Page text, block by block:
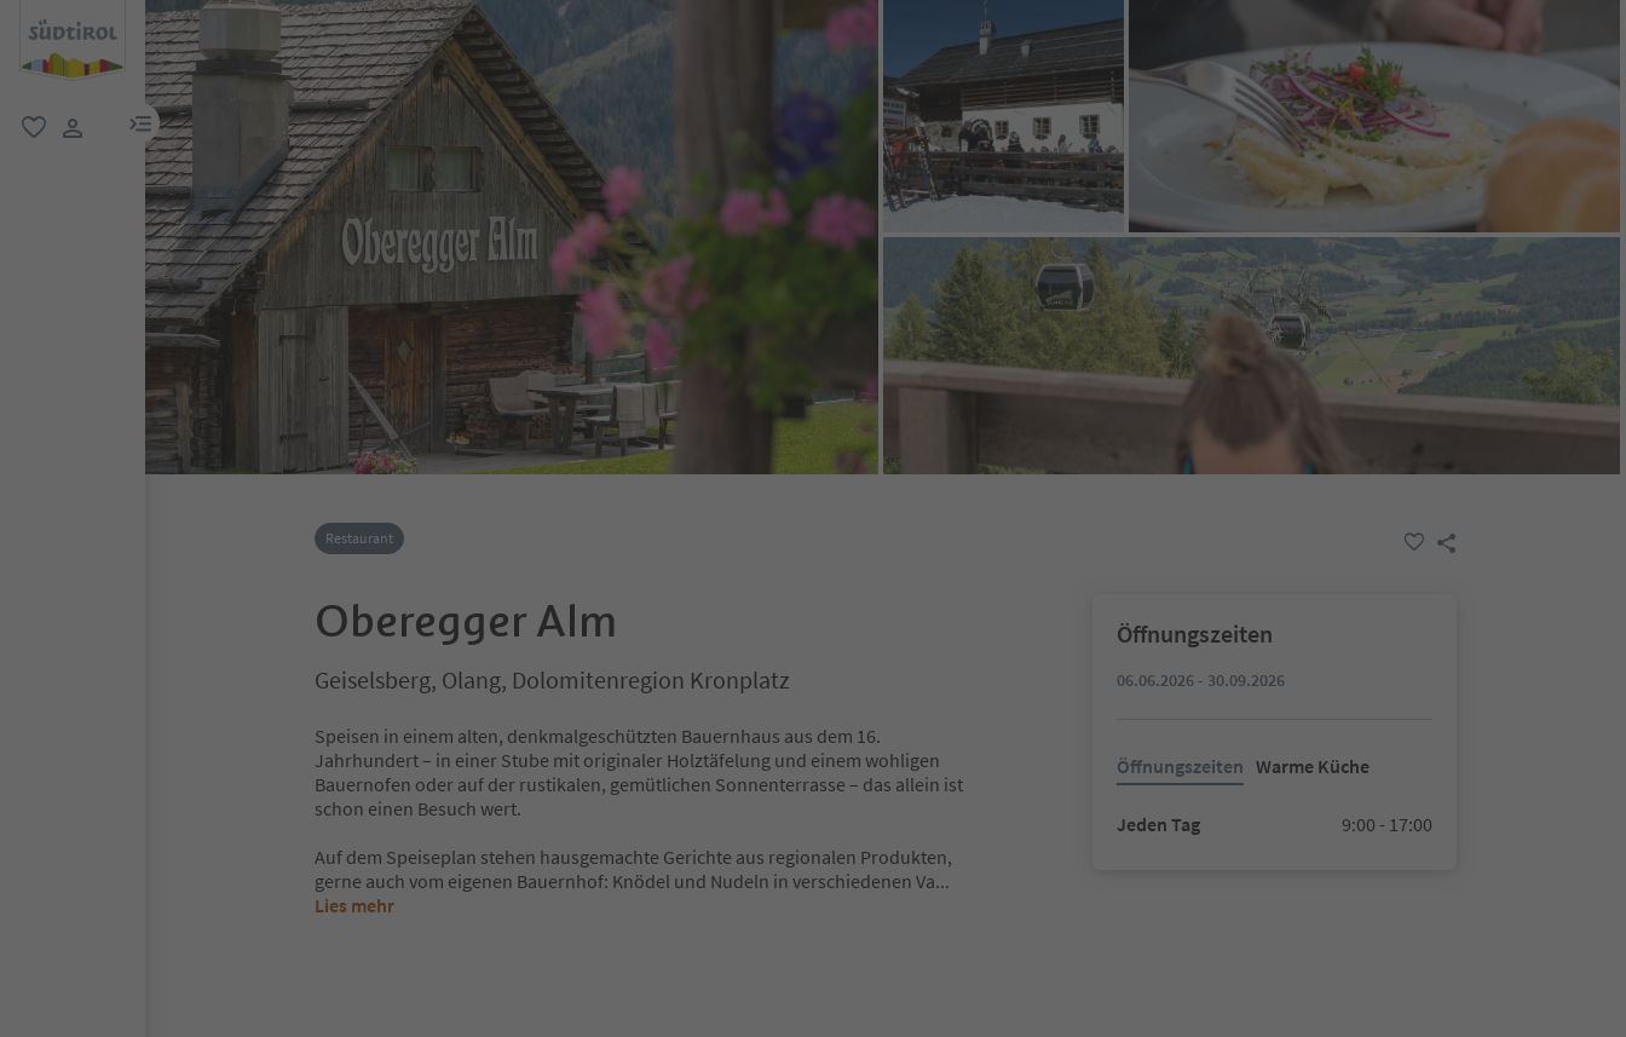
menu link
Restaurant
Oberegger Alm
Geiselsberg, Olang, Dolomitenregion Kronplatz
Speisen in einem alten, denkmalgeschützten Bauernhaus aus dem 16.
Jahrhundert – in einer Stube mit originaler Holztäfelung und einem wohligen
Bauernofen oder auf der rustikalen, gemütlichen Sonnenterrasse – das allein ist
schon einen Besuch wert.
Auf dem Speiseplan stehen hausgemachte Gerichte aus regionalen Produkten,
gerne auch vom eigenen Bauernhof: Knödel und Nudeln in verschiedenen Va...
Lies mehr
Öffnungszeiten
06.06.2026 - 30.09.2026
Öffnungszeiten Warme Küche
Jeden Tag 9:00 - 17:00